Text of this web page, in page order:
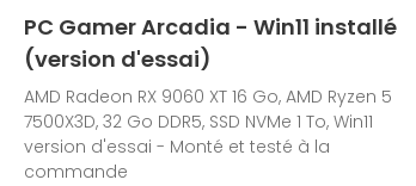
PC Gamer Arcadia - Win11 installé
(version d'essai)
AMD Radeon RX 9060 XT 16 Go, AMD Ryzen 5
7500X3D, 32 Go DDR5, SSD NVMe 1 To, Win11
version d'essai - Monté et testé à la
commande